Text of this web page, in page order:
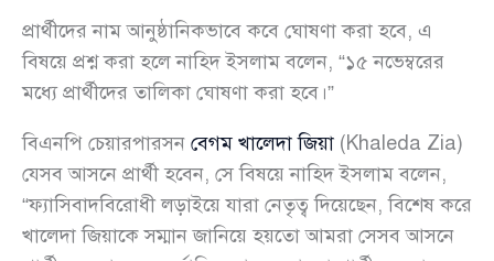
প্রার্থীদের নাম আনুষ্ঠানিকভাবে কবে ঘোষণা করা হবে, এ
বিষয়ে প্রশ্ন করা হলে নাহিদ ইসলাম বলেন, “১৫ নভেম্বরের
মধ্যে প্রার্থীদের তালিকা ঘোষণা করা হবে।”
বিএনপি চেয়ারপারসন বেগম খালেদা জিয়া (Khaleda Zia)
যেসব আসনে প্রার্থী হবেন, সে বিষয়ে নাহিদ ইসলাম বলেন,
“ফ্যাসিবাদবিরোধী লড়াইয়ে যারা নেতৃত্ব দিয়েছেন, বিশেষ করে
খালেদা জিয়াকে সম্মান জানিয়ে হয়তো আমরা সেসব আসনে